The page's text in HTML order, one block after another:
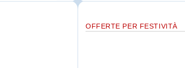
OFFERTE PER FESTIVITÀ